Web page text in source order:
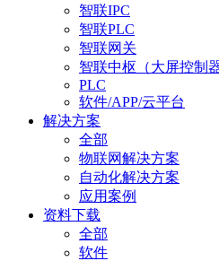
智联IPC
智联PLC
智联网关
智联中枢（大屏控制器
PLC
软件/APP/云平台
解决方案
全部
物联网解决方案
自动化解决方案
应用案例
资料下载
全部
软件